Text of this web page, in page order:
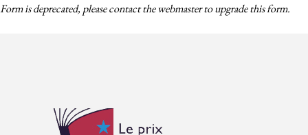
Form is deprecated, please contact the webmaster toupgradethis form.